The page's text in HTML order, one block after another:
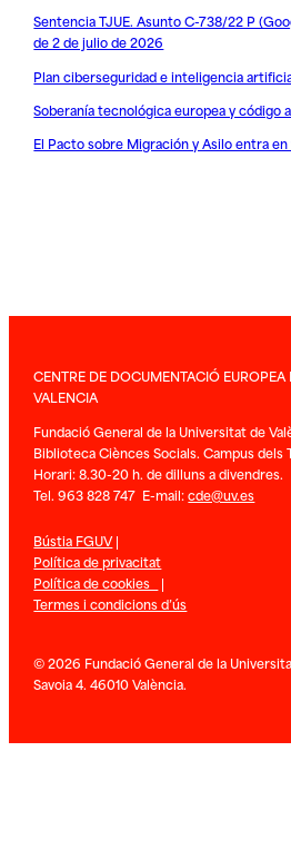
Sentencia TJUE. Asunto C-738/22 P
de 2 de julio de 2026
Plan ciberseguridad e inteligencia
Soberanía tecnológica europea y código
El Pacto sobre Migración y Asilo entra
CENTRE DE DOCUMENTACIÓ EUROPEA
VALENCIA
Fundació General de la Universitat de
Biblioteca Ciènces Socials. Campus dels
Horari: 8.30-20 h. de dilluns a divendres.
Tel. 963 828 747 E-mail:cde@uv.es
Bústia FGUV|
Política de privacitat
Política de cookies |
Termes i condicions d’ús
© 2026 Fundació General de la
Savoia 4. 46010 València.